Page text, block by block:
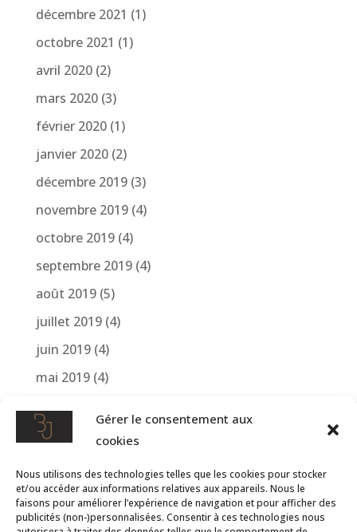
Gérer le consentement aux
cookies
Nous utilisons des technologies telles que les cookies pour stocker
et/ou accéder aux informations relatives aux appareils. Nous le
faisons pour améliorer l’expérience de navigation et pour afficher des
publicités (non-)personnalisées. Consentir à ces technologies nous
décembre 2021 (1)
octobre 2021 (1)
avril 2020(2)
mars 2020(3)
février 2020(1)
janvier 2020(2)
décembre 2019(3)
novembre 2019(4)
octobre 2019(4)
septembre 2019(4)
août 2019(5)
juillet 2019(4)
juin 2019(4)
mai 2019(4)
mars 2019
mars 2018(1)